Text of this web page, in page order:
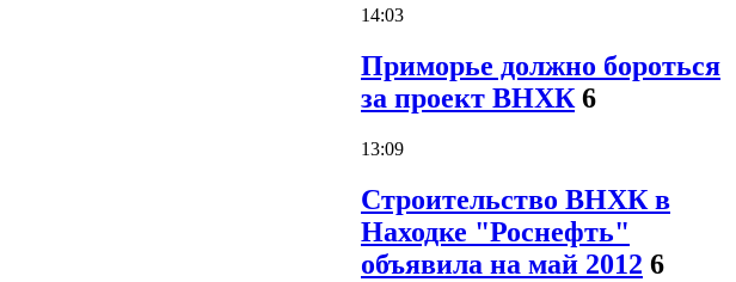
14:03
Приморье должно бороться
за проект ВНХК 6
13:09
Строительство ВНХК в
Находке "Роснефть"
объявила на май 2012 6